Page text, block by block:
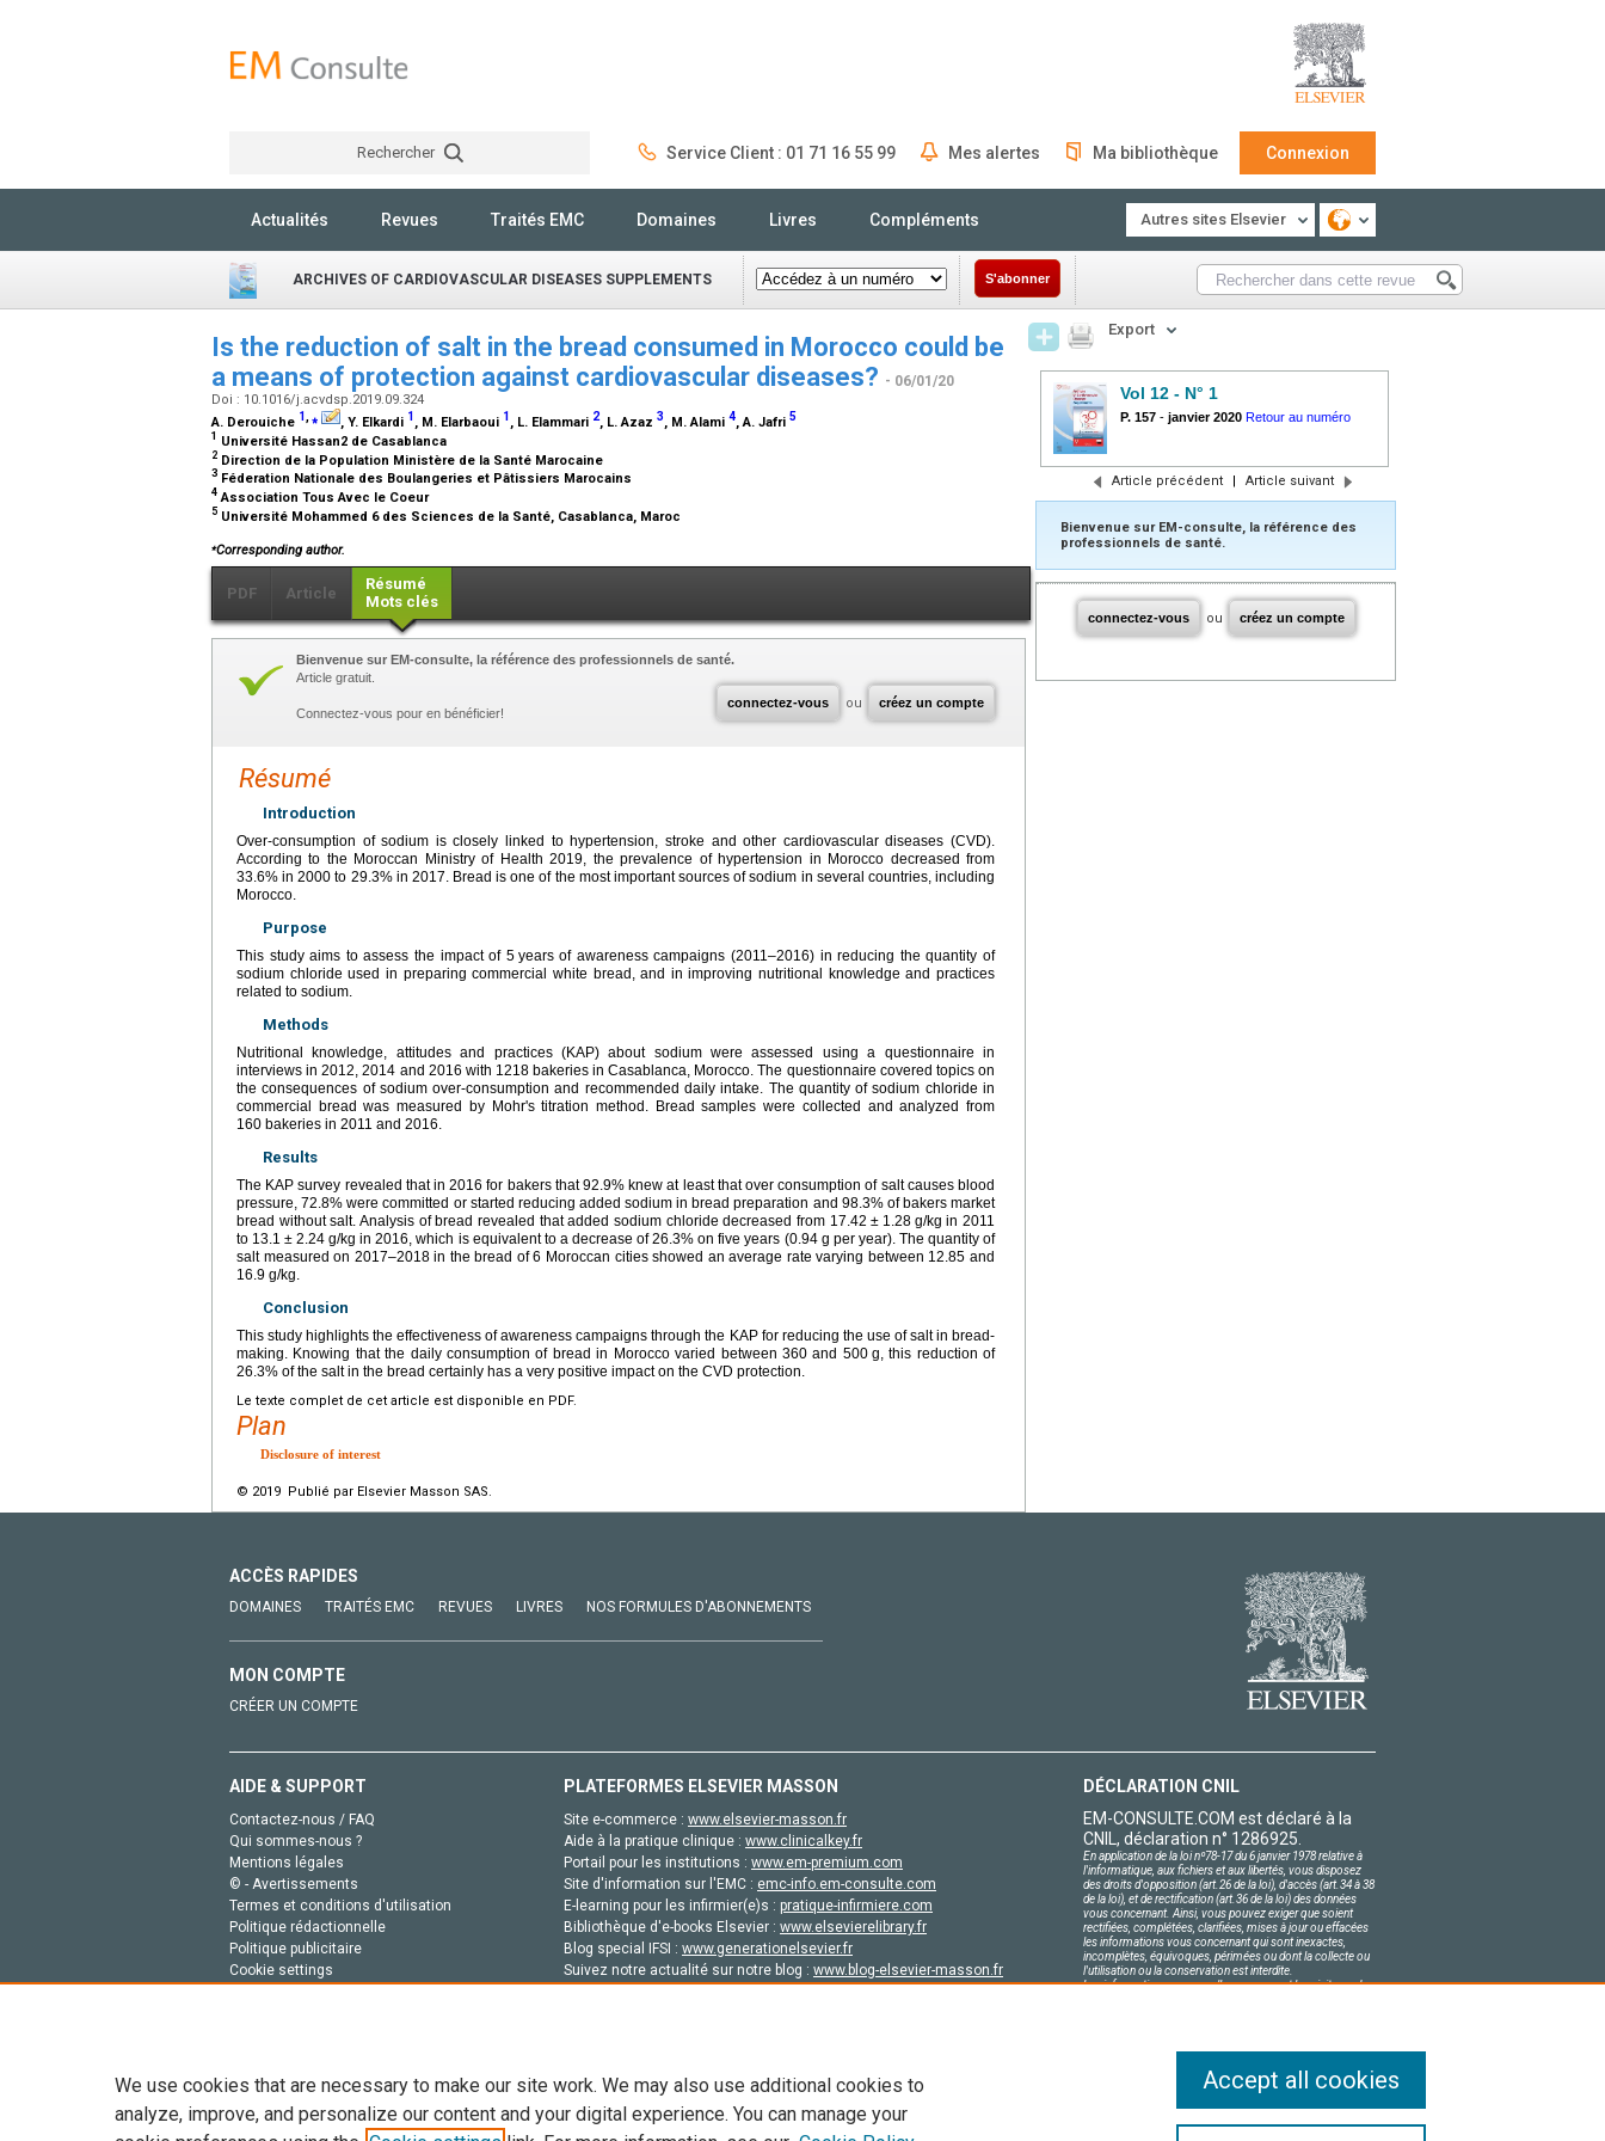
Rechercher Service Client : 01 71 16 55 99 Mes alertes Ma bibliothèque Connexion
Actualités Revues Traités EMC Domaines Livres Compléments Autres sites Elsevier
ARCHIVES OF CARDIOVASCULAR DISEASES SUPPLEMENTS S'abonner
Is the reduction of salt in the bread consumed in Morocco could be
a means of protection against cardiovascular diseases? - 06/01/20
Doi : 10.1016/j.acvdsp.2019.09.324
A. Derouiche 1,⁎ , Y. Elkardi 1 , M. Elarbaoui 1 , L. Elammari 2, L. Azaz 3, M. Alami 4, A. Jafri 5
1 Université Hassan2 de Casablanca
2 Direction de la Population Ministère de la Santé Marocaine
3 Féderation Nationale des Boulangeries et Pâtissiers Marocains
4 Association Tous Avec le Coeur
5 Université Mohammed 6 des Sciences de la Santé, Casablanca, Maroc
⁎Corresponding author.
PDF Article
Résumé
Mots clés
connectez-vous ou créez un compte
Bienvenue sur EM-consulte, la référence des professionnels de santé.
Article gratuit.
Connectez-vous pour en bénéficier!
Résumé
Introduction
Over-consumption of sodium is closely linked to hypertension, stroke and other cardiovascular diseases (CVD).
According to the Moroccan Ministry of Health 2019, the prevalence of hypertension in Morocco decreased from
33.6% in 2000 to 29.3% in 2017. Bread is one of the most important sources of sodium in several countries, including
Morocco.
Purpose
This study aims to assess the impact of 5 years of awareness campaigns (2011–2016) in reducing the quantity of
sodium chloride used in preparing commercial white bread, and in improving nutritional knowledge and practices
related to sodium.
Methods
Nutritional knowledge, attitudes and practices (KAP) about sodium were assessed using a questionnaire in
interviews in 2012, 2014 and 2016 with 1218 bakeries in Casablanca, Morocco. The questionnaire covered topics on
the consequences of sodium over-consumption and recommended daily intake. The quantity of sodium chloride in
commercial bread was measured by Mohr's titration method. Bread samples were collected and analyzed from
160 bakeries in 2011 and 2016.
Results
The KAP survey revealed that in 2016 for bakers that 92.9% knew at least that over consumption of salt causes blood
pressure, 72.8% were committed or started reducing added sodium in bread preparation and 98.3% of bakers market
bread without salt. Analysis of bread revealed that added sodium chloride decreased from 17.42 ± 1.28 g/kg in 2011
to 13.1 ± 2.24 g/kg in 2016, which is equivalent to a decrease of 26.3% on five years (0.94 g per year). The quantity of
salt measured on 2017–2018 in the bread of 6 Moroccan cities showed an average rate varying between 12.85 and
16.9 g/kg.
Conclusion
This study highlights the effectiveness of awareness campaigns through the KAP for reducing the use of salt in bread-
making. Knowing that the daily consumption of bread in Morocco varied between 360 and 500 g, this reduction of
26.3% of the salt in the bread certainly has a very positive impact on the CVD protection.
Le texte complet de cet article est disponible en PDF.
Plan
Disclosure of interest
© 2019 Publié par Elsevier Masson SAS.
Export
Vol 12 - N° 1
P. 157 - janvier 2020 Retour au numéro
Article précédent | Article suivant
Bienvenue sur EM-consulte, la référence des
professionnels de santé.
connectez-vous ou créez un compte
ACCÈS RAPIDES
DOMAINES TRAITÉS EMC REVUES LIVRES NOS FORMULES D'ABONNEMENTS
MON COMPTE
CRÉER UN COMPTE
AIDE & SUPPORT
Contactez-nous / FAQ
Qui sommes-nous ?
Mentions légales
© - Avertissements
Termes et conditions d'utilisation
Politique rédactionnelle
Politique publicitaire
Cookie settings
PLATEFORMES ELSEVIER MASSON
Site e-commerce : www.elsevier-masson.fr
Aide à la pratique clinique : www.clinicalkey.fr
Portail pour les institutions : www.em-premium.com
Site d'information sur l'EMC : emc-info.em-consulte.com
E-learning pour les infirmier(e)s : pratique-infirmiere.com
Bibliothèque d'e-books Elsevier : www.elsevierelibrary.fr
Blog special IFSI : www.generationelsevier.fr
Suivez notre actualité sur notre blog : www.blog-elsevier-masson.fr
DÉCLARATION CNIL
EM-CONSULTE.COM est déclaré à la
CNIL, déclaration n° 1286925.
En application de la loi nº78-17 du 6 janvier 1978 relative à
l'informatique, aux fichiers et aux libertés, vous disposez
des droits d'opposition (art.26 de la loi), d'accès (art.34 à 38
de la loi), et de rectification (art.36 de la loi) des données
vous concernant. Ainsi, vous pouvez exiger que soient
rectifiées, complétées, clarifiées, mises à jour ou effacées
les informations vous concernant qui sont inexactes,
incomplètes, équivoques, périmées ou dont la collecte ou
l'utilisation ou la conservation est interdite.
Les informations personnelles concernant les visiteurs de
We use cookies that are necessary to make our site work. We may also use additional cookies to
analyze, improve, and personalize our content and your digital experience. You can manage your
Accept all cookies